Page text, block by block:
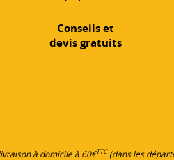
Conseils et
devis gratuits
à domicile à 60€TTC(dans les